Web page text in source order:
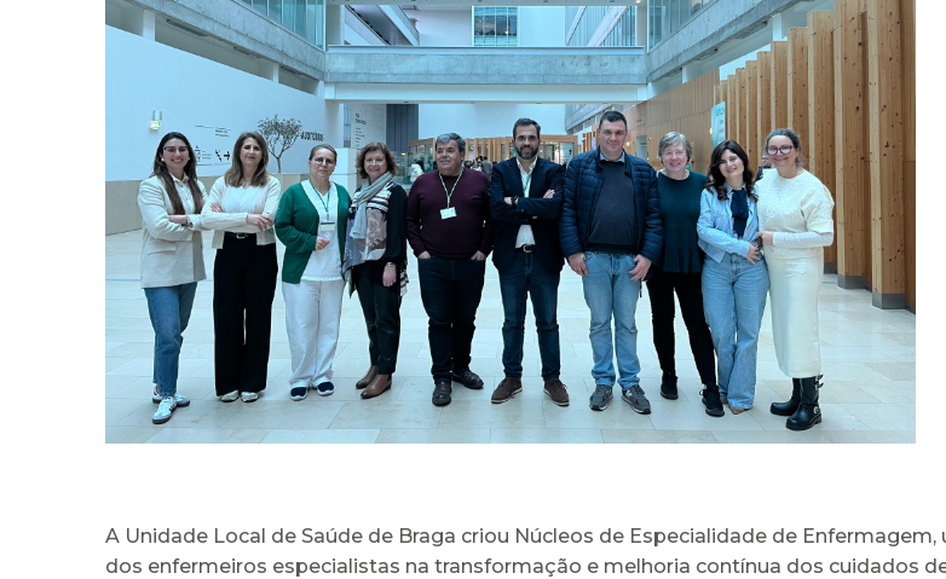
A Unidade Local de Saúde de Braga criou Núcleos de Especialidade de
dos enfermeiros especialistas na transformação e melhoria contínua dos cuidados